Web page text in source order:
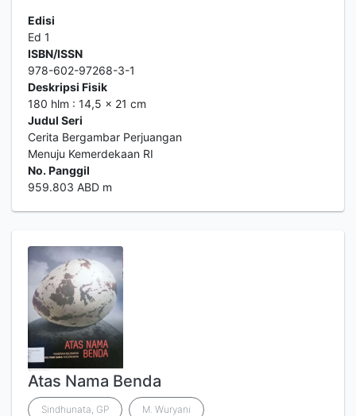
Edisi
Ed 1
ISBN/ISSN
978-602-97268-3-1
Deskripsi Fisik
180 hlm : 14,5 x 21 cm
Judul Seri
Cerita Bergambar Perjuangan
Menuju Kemerdekaan RI
No. Panggil
959.803 ABD m
Atas Nama Benda
Sindhunata, GP M. Wuryani